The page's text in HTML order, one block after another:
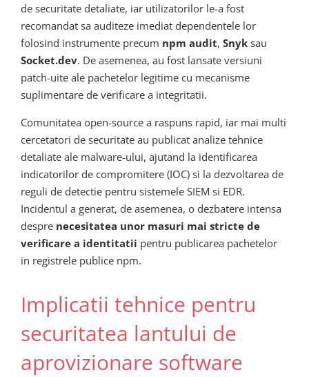
de securitate detaliate, iar utilizatorilor le-a fost
recomandat sa auditeze imediat dependentele lor
folosind instrumente precum npm audit, Snyk sau
Socket.dev. De asemenea, au fost lansate versiuni
patch-uite ale pachetelor legitime cu mecanisme
suplimentare de verificare a integritatii.
Comunitatea open-source a raspuns rapid, iar mai multi
cercetatori de securitate au publicat analize tehnice
detaliate ale malware-ului, ajutand la identificarea
indicatorilor de compromitere (IOC) si la dezvoltarea de
reguli de detectie pentru sistemele SIEM si EDR.
Incidentul a generat, de asemenea, o dezbatere intensa
despre necesitatea unor masuri mai stricte de
verificare a identitatii pentru publicarea pachetelor
in registrele publice npm.
Implicatii tehnice pentru
securitatea lantului de
aprovizionare software